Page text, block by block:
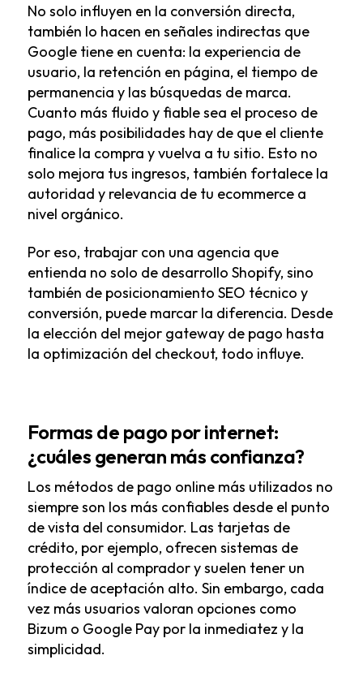
No solo influyen en la conversión directa,
también lo hacen en señales indirectas que
Google tiene en cuenta: la experiencia de
usuario, la retención en página, el tiempo de
permanencia y las búsquedas de marca.
Cuanto más fluido y fiable sea el proceso de
pago, más posibilidades hay de que el cliente
finalice la compra y vuelva a tu sitio. Esto no
solo mejora tus ingresos, también fortalece la
autoridad y relevancia de tu ecommerce a
nivel orgánico.
Por eso, trabajar con una agencia que
entienda no solo de desarrollo Shopify, sino
también de posicionamiento SEO técnico y
conversión, puede marcar la diferencia. Desde
la elección del mejor gateway de pago hasta
la optimización del checkout, todo influye.
Formas de pago por internet:
¿cuáles generan más confianza?
Los métodos de pago online más utilizados no
siempre son los más confiables desde el punto
de vista del consumidor. Las tarjetas de
crédito, por ejemplo, ofrecen sistemas de
protección al comprador y suelen tener un
índice de aceptación alto. Sin embargo, cada
vez más usuarios valoran opciones como
Bizum o Google Pay por la inmediatez y la
simplicidad.